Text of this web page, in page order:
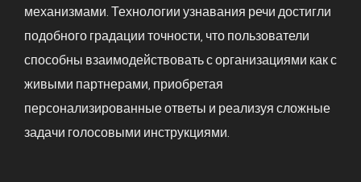
механизмами. Технологии узнавания речи достигли
подобного градации точности, что пользователи
способны взаимодействовать с организациями как с
живыми партнерами, приобретая
персонализированные ответы и реализуя сложные
задачи голосовыми инструкциями.